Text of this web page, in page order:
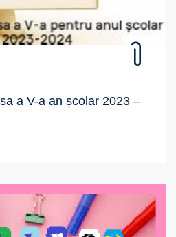
a V-a an școlar 2023 –